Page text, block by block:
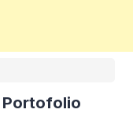
Portofolio